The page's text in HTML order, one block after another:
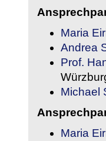
Maria
Andrea
Prof.
Michael
Maria